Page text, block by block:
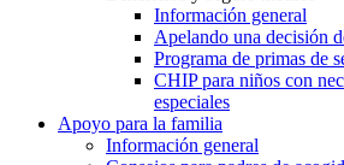
Información general
Apelando una decisión
Programa de primas de
CHIP para niños con
especiales
Apoyo para la familia
Información general